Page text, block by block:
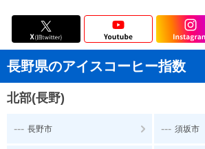
長野県のアイスコーヒー指数
北部(長野)
--- 長野市 --- 須坂市